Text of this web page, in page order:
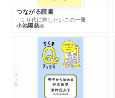
つながる読書
─１０代に推したいこの一冊
小池陽慈編
シリーズ・全集